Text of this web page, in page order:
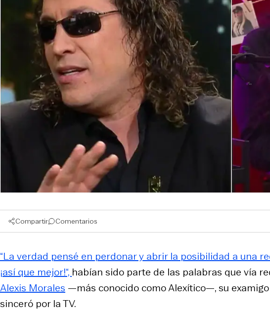
Compartir Comentarios
“La verdad pensé en perdonar y abrir la posibilidad a una
¡así que mejor!“, habían sido parte de las palabras que vía
Alexis Morales —más conocido como Alexítico—, su
sinceró por la TV.